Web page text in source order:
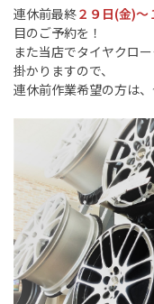
連休前最終２９日(金)～
目のご予約を！
また当店でタイヤクロ
掛かりますので、
連休前作業希望の方は